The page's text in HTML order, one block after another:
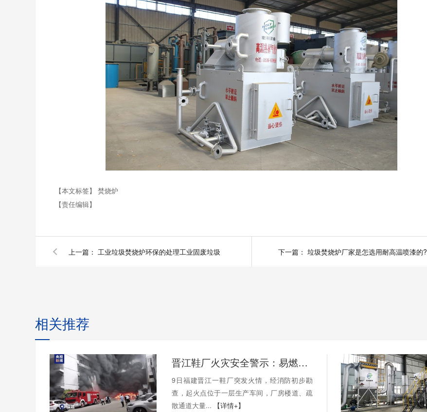
【本文标签】 焚烧炉
【责任编辑】
上一篇： 工业垃圾焚烧炉环保的处理工业固废垃圾 下一篇： 垃圾焚烧炉厂家是怎选用耐高温喷漆的?
相关推荐
晋江鞋厂火灾安全警示：易燃鞋材废料依托工业固废焚烧炉实现规范化安全处置
9日福建晋江一鞋厂突发火情，经消防初步勘
查，起火点位于一层生产车间，厂房楼道、疏
散通道大量...
【详情+】